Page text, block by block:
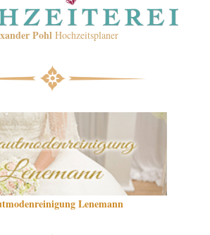
PohlHochzeitsplaner
Lenemann